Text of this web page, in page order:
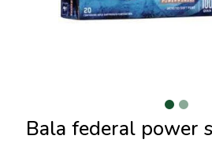
Bala federal power